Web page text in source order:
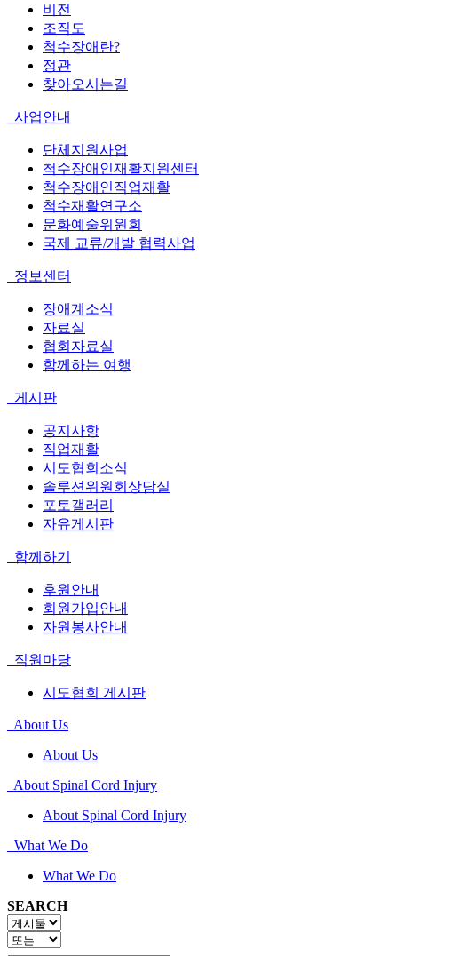
비전
조직도
척수장애란?
정관
찾아오시는길
사업안내
단체지원사업
척수장애인재활지원센터
척수장애인직업재활
척수재활연구소
문화예술위원회
국제 교류/개발 협력사업
정보센터
장애계소식
자료실
협회자료실
함께하는 여행
게시판
공지사항
직업재활
시도협회소식
솔루션위원회상담실
포토갤러리
자유게시판
함께하기
후원안내
회원가입안내
자원봉사안내
직원마당
시도협회 게시판
About Us
About Us
About Spinal Cord Injury
About Spinal Cord Injury
What We Do
What We Do
SEARCH